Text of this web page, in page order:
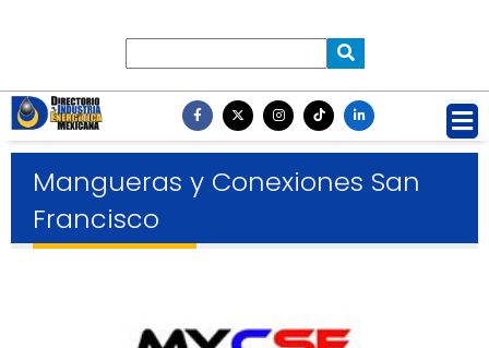
Mangueras y Conexiones San
Francisco